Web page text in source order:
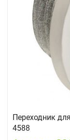
Переходник
4588